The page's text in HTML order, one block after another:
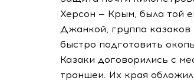
Херсон — Крым, была той
Джанкой, группа
быстро подготовить
Казаки договорились с
траншеи. Их края